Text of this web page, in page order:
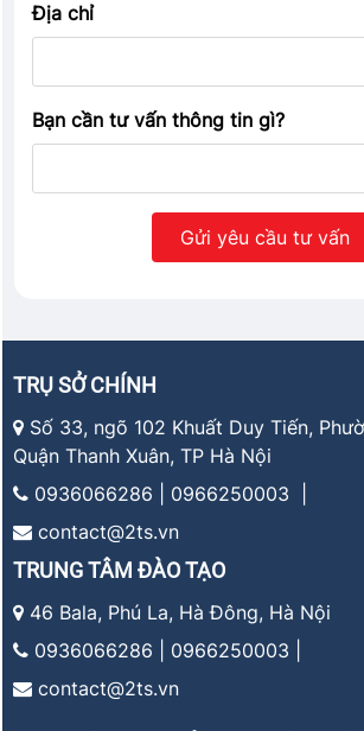
Địa chỉ
Bạn cần tư vấn thông tin gì?
TRỤ SỞ CHÍNH
Số 33, ngõ 102 Khuất Duy Tiến,
Quận Thanh Xuân, TP Hà Nội
0936066286 | 0966250003 |
contact@2ts.vn
TRUNG TÂM ĐÀO TẠO
46 Bala, Phú La, Hà Đông, Hà Nội
0936066286 | 0966250003 |
contact@2ts.vn